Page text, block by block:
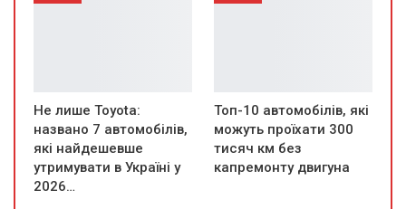
Не лише Toyota:
названо 7 автомобілів,
які найдешевше
утримувати в Україні у
2026…
Топ-10 автомобілів, які
можуть проїхати 300
тисяч км без
капремонту двигуна